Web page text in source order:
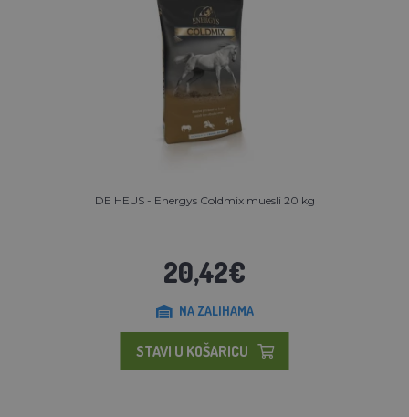
DE HEUS - Energys Coldmix muesli 20 kg
20,42€
NA ZALIHAMA
STAVI U KOŠARICU